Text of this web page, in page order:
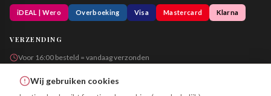
iDEAL | Wero Overboeking Visa Mastercard Klarna
VERZENDING
Voor 16:00 besteld = vandaag verzonden
Wij gebruiken cookies